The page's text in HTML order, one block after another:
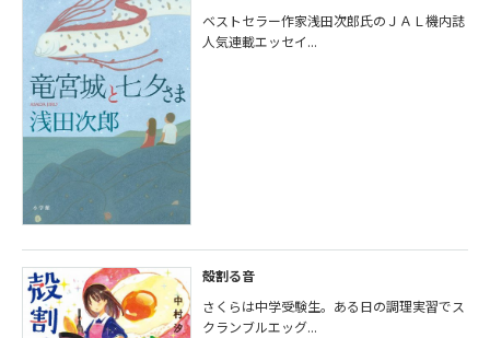
ベストセラー作家浅田次郎氏のＪＡＬ機内誌
人気連載エッセイ...
殻割る音
さくらは中学受験生。ある日の調理実習でス
クランブルエッグ...